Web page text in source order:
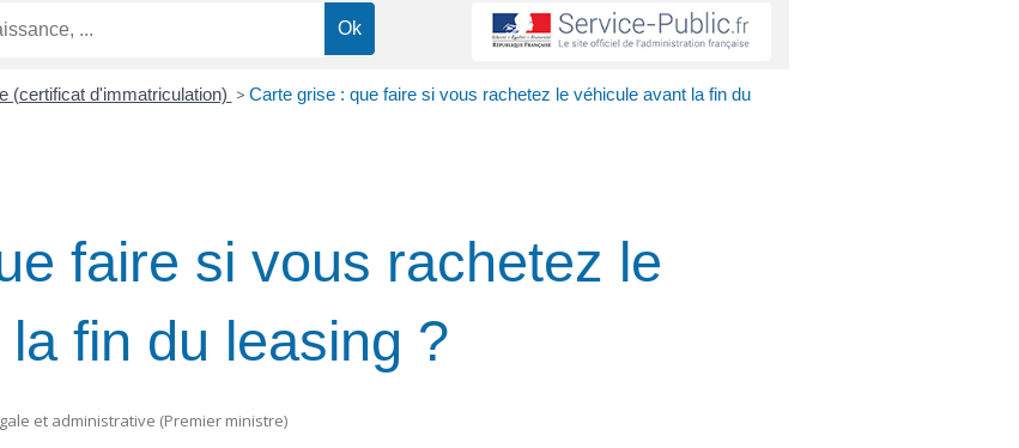
(certificat d'immatriculation) > Carte grise : que faire si vous rachetez le véhicule avant la fin du
faire si vous rachetez le
fin du leasing ?
et administrative (Premier ministre)